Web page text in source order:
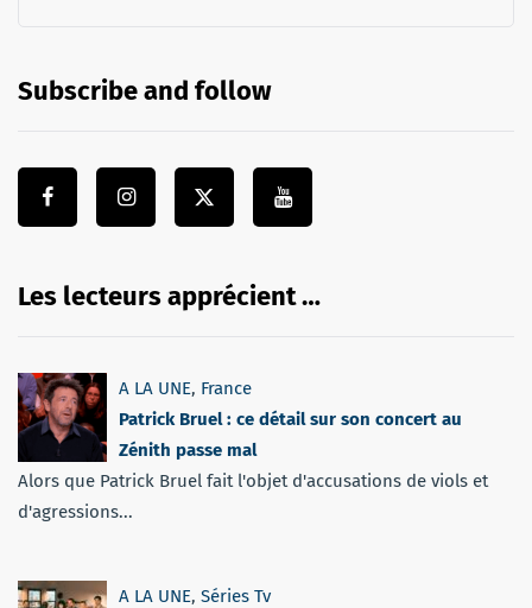
Subscribe and follow
Les lecteurs apprécient …
A LA UNE, France
Patrick Bruel : ce détail sur son concert au
Zénith passe mal
Alors que Patrick Bruel fait l'objet d'accusations de viols et
d'agressions...
A LA UNE, Séries Tv